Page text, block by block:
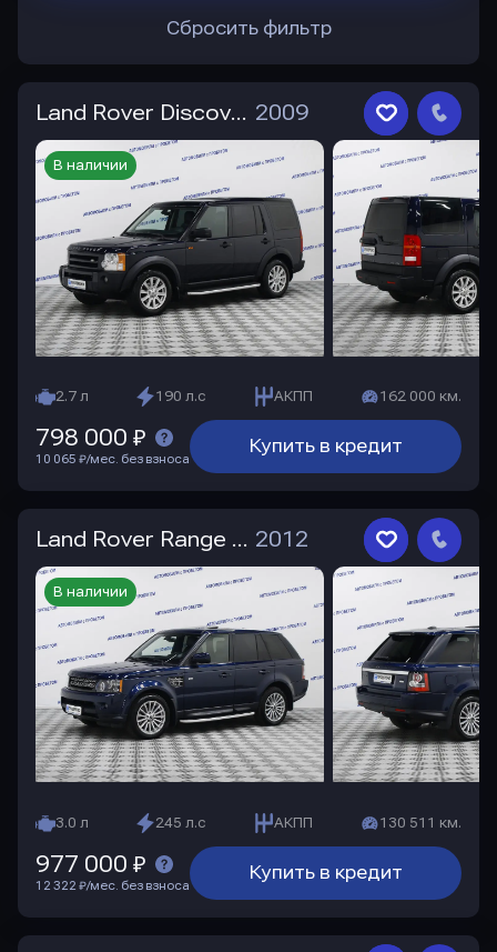
Сбросить фильтр
Land Rover Discovery 2009
2.7 л 190 л.с АКПП 162 000 км.
В наличии
Купить в кредит
798 000 ₽
10 065 ₽/мес. без взноса
Land Rover Range Rover Sport 2012
3.0 л 245 л.с АКПП 130 511 км.
В наличии
Купить в кредит
977 000 ₽
12 322 ₽/мес. без взноса